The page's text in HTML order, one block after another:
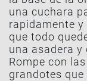
una cuchara
rapidamente
que todo
una asadera y
Rompe con
grandotes